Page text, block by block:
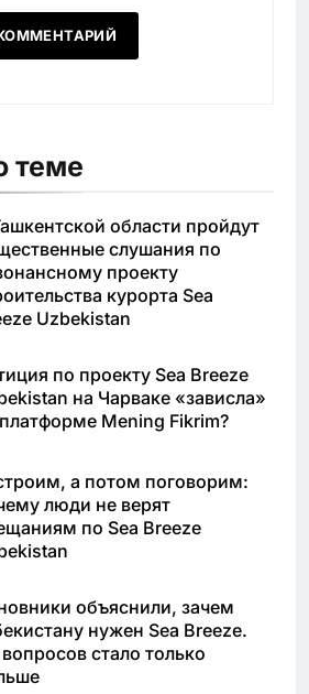
теме
области пройдут
слушания по
проекту
курорта Sea
Uzbekistan
по проекту Sea Breeze
на Чарваке «зависла»
Mening Fikrim?
а потом поговорим:
люди не верят
по Sea Breeze
объяснили, зачем
нужен Sea Breeze.
стало только